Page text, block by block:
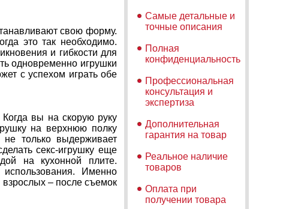
свою форму.
это так необходимо.
и гибкости для
одновременно игрушки
с успехом играть обе
Когда вы на скорую руку
на верхнюю полку
только выдерживает
секс-игрушку еще
на кухонной плите.
Именно
– после съемок
Самые детальные и
точные описания
Полная
конфиденциальность
Профессиональная
консультация и
экспертиза
Дополнительная
гарантия на товар
Реальное наличие
товаров
Оплата при
получении товара